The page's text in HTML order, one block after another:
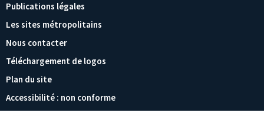
Publications légales
Les sites métropolitains
Nous contacter
Téléchargement de logos
Plan du site
Accessibilité : non conforme